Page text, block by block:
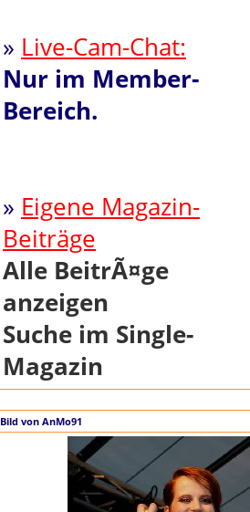
» Live-Cam-Chat:
Nur im Member-
Bereich.
» Eigene Magazin-
Beiträge
Alle BeitrÃ¤ge
anzeigen
Suche im Single-
Magazin
Bild von AnMo91